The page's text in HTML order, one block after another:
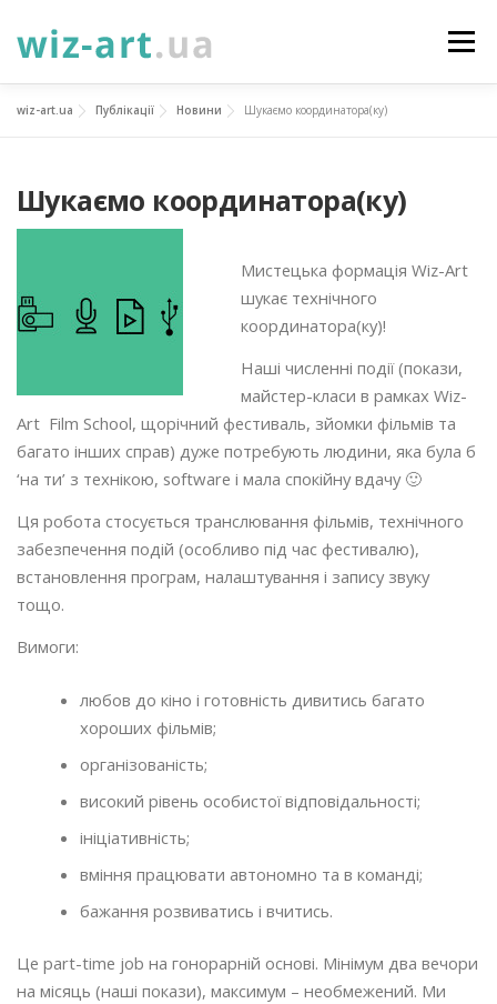
до
Меню
НОВИНИ ПРО НАС ПОСЛУГИ
ФОТОГАЛЕРЕЯ ПІДТРИМАТИ КОНТАКТИ
ПРОЄКТИ
wiz-art.ua Публікації Новини Шукаємо координатора(ку)
Шукаємо координатора(ку)
Мистецька формація Wiz-Art
шукає технічного
координатора(ку)!
Наші численні події (покази,
майстер-класи в рамках Wiz-
Art Film School, щорічний фестиваль, зйомки фільмів та
багато інших справ) дуже потребують людини, яка була б
‘на ти’ з технікою, software і мала спокійну вдачу 🙂
Ця робота стосується транслювання фільмів, технічного
забезпечення подій (особливо під час фестивалю),
встановлення програм, налаштування і запису звуку
тощо.
Вимоги:
любов до кіно і готовність дивитись багато
хороших фільмів;
організованість;
високий рівень особистої відповідальності;
ініціативність;
вміння працювати автономно та в команді;
бажання розвиватись і вчитись.
Це part-time job на гонорарній основі. Мінімум два вечори
на місяць (наші покази), максимум – необмежений. Ми